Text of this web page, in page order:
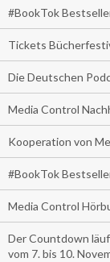
#BookTok
Tickets
Die Deutschen
Media Control
Kooperation von
#BookTok
Media Control
Der Countdown
vom 7. bis 10.